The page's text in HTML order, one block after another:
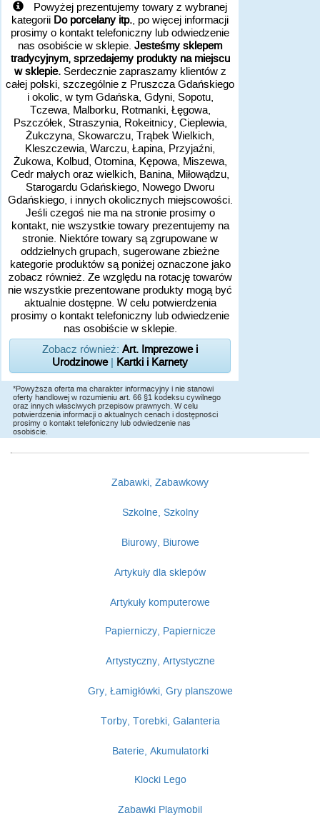
Powyżej prezentujemy towary z wybranej
kategorii Do porcelany itp. , po więcej informacji
prosimy o kontakt telefoniczny lub odwiedzenie
nas osobiście w sklepie. Jesteśmy sklepem
tradycyjnym, sprzedajemy produkty na miejscu
w sklepie.Serdecznie zapraszamy klientów z
całej polski, szczególnie z Pruszcza Gdańskiego
i okolic, w tym Gdańska, Gdyni, Sopotu,
Tczewa, Malborku, Rotmanki, Łęgowa,
Pszczółek, Straszynia, Rokeitnicy, Cieplewia,
Żukczyna, Skowarczu, Trąbek Wielkich,
Kleszczewia, Warczu, Łapina, Przyjaźni,
Żukowa, Kolbud, Otomina, Kępowa, Miszewa,
Cedr małych oraz wielkich, Banina, Miłowądzu,
Starogardu Gdańskiego, Nowego Dworu
Gdańskiego, i innych okolicznych miejscowości.
Jeśli czegoś nie ma na stronie prosimy o
kontakt, nie wszystkie towary prezentujemy na
stronie. Niektóre towary są zgrupowane w
oddzielnych grupach, sugerowane zbieżne
kategorie produktów są poniżej oznaczone jako
zobacz również. Ze względu na rotację towarów
nie wszystkie prezentowane produkty mogą być
aktualnie dostępne. W celu potwierdzenia
prosimy o kontakt telefoniczny lub odwiedzenie
nas osobiście w sklepie.
Zobacz również: Art. Imprezowe i
Urodzinowe| Kartki i Karnety
*Powyższa oferta ma charakter informacyjny i nie stanowi
oferty handlowej w rozumieniu art. 66 §1 kodeksu cywilnego
oraz innych właściwych przepisów prawnych. W celu
potwierdzenia informacji o aktualnych cenach i dostępności
prosimy o kontakt telefoniczny lub odwiedzenie nas
osobiście.
Zabawki, Zabawkowy
Szkolne, Szkolny
Biurowy, Biurowe
Artykuły dla sklepów
Artykuły komputerowe
Papierniczy, Papiernicze
Artystyczny, Artystyczne
Gry, Łamigłówki, Gry planszowe
Torby, Torebki, Galanteria
Baterie, Akumulatorki
Klocki Lego
Zabawki Playmobil